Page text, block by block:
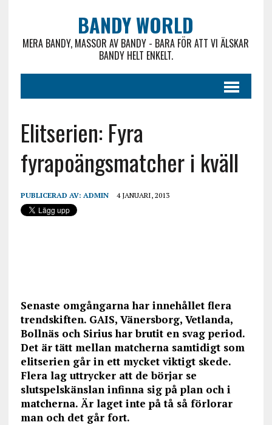
BANDY WORLD
MERA BANDY, MASSOR AV BANDY - BARA FÖR ATT VI ÄLSKAR
BANDY HELT ENKELT.
Elitserien: Fyra
fyrapoängsmatcher i kväll
PUBLICERAD AV: ADMIN 4 JANUARI, 2013
Senaste omgångarna har innehållet flera
trendskiften. GAIS, Vänersborg, Vetlanda,
Bollnäs och Sirius har brutit en svag period.
Det är tätt mellan matcherna samtidigt som
elitserien går in ett mycket viktigt skede.
Flera lag uttrycker att de börjar se
slutspelskänslan infinna sig på plan och i
matcherna. Är laget inte på tå så förlorar
man och det går fort.